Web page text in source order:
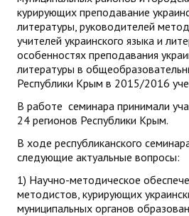
курирующих преподавание
литературы, руководителей
учителей украинского языка и
особенностях преподавания
литературы в
Республики Крым в 2015/2016
В работе семинара принимали
24 регионов Республики Крым.
В ходе республиканского
следующие актуальные вопросы:
1) Научно-методическое
методистов, курирующих
муниципальных органов